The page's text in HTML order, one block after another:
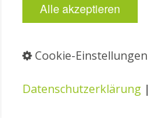
Foto: Die Burda Druck
Alle akzeptieren
Cookie-Einstellungen
Datenschutzerklärung |